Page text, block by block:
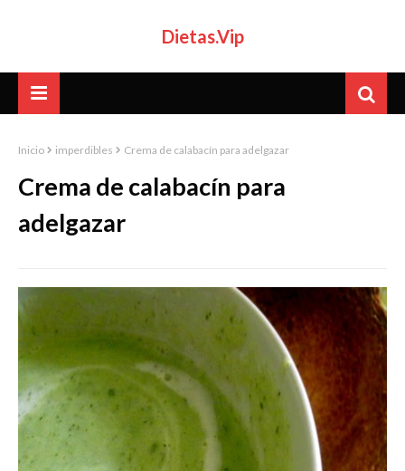
Dietas.Vip
Inicio imperdibles Crema de calabacín para adelgazar
Crema de calabacín para
adelgazar